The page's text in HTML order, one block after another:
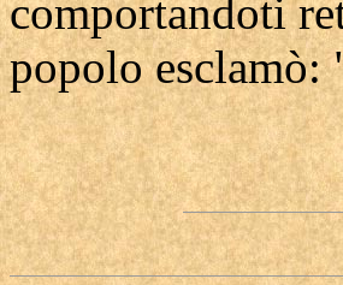
comportandoti
popolo